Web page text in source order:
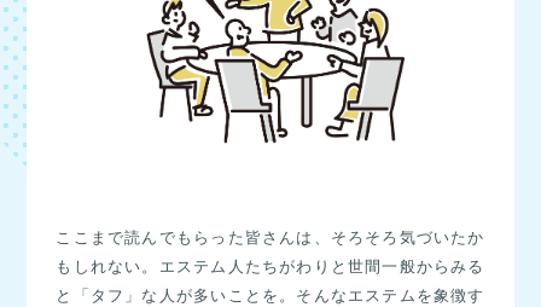
ここまで読んでもらった皆さんは、そろそろ気づいたか
もしれない。エステム人たちがわりと世間一般からみる
と「タフ」な人が多いことを。そんなエステムを象徴す